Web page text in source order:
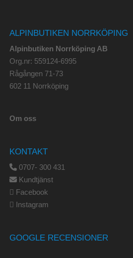
ALPINBUTIKEN NORRKÖPING
Alpinbutiken Norrköping AB
Org.nr: 559124-6995
Rågången 71-73
602 11 Norrköping
Om oss
KONTAKT
0707- 300 431
Kundtjänst
Facebook
Instagram
GOOGLE RECENSIONER